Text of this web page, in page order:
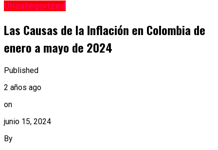
Uncategorized
Las Causas de la Inflación en Colombia de
enero a mayo de 2024
Published
2 años ago
on
junio 15, 2024
By